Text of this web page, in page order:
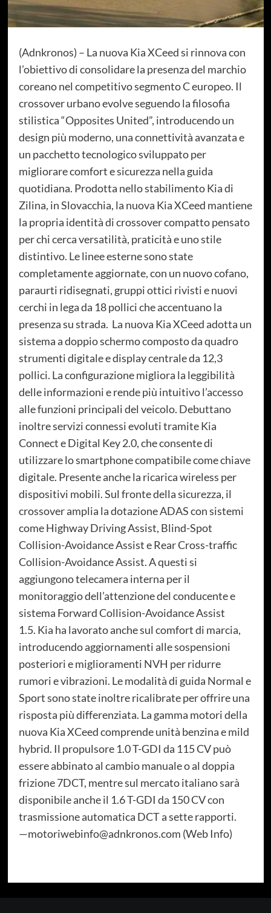
(Adnkronos) – La nuova Kia XCeed si rinnova con
l’obiettivo di consolidare la presenza del marchio
coreano nel competitivo segmento C europeo. Il
crossover urbano evolve seguendo la filosofia
stilistica “Opposites United”, introducendo un
design più moderno, una connettività avanzata e
un pacchetto tecnologico sviluppato per
migliorare comfort e sicurezza nella guida
quotidiana. Prodotta nello stabilimento Kia di
Zilina, in Slovacchia, la nuova Kia XCeed mantiene
la propria identità di crossover compatto pensato
per chi cerca versatilità, praticità e uno stile
distintivo. Le linee esterne sono state
completamente aggiornate, con un nuovo cofano,
paraurti ridisegnati, gruppi ottici rivisti e nuovi
cerchi in lega da 18 pollici che accentuano la
presenza su strada. La nuova Kia XCeed adotta un
sistema a doppio schermo composto da quadro
strumenti digitale e display centrale da 12,3
pollici. La configurazione migliora la leggibilità
delle informazioni e rende più intuitivo l’accesso
alle funzioni principali del veicolo. Debuttano
inoltre servizi connessi evoluti tramite Kia
Connect e Digital Key 2.0, che consente di
utilizzare lo smartphone compatibile come chiave
digitale. Presente anche la ricarica wireless per
dispositivi mobili. Sul fronte della sicurezza, il
crossover amplia la dotazione ADAS con sistemi
come Highway Driving Assist, Blind-Spot
Collision-Avoidance Assist e Rear Cross-traffic
Collision-Avoidance Assist. A questi si
aggiungono telecamera interna per il
monitoraggio dell’attenzione del conducente e
sistema Forward Collision-Avoidance Assist
1.5. Kia ha lavorato anche sul comfort di marcia,
introducendo aggiornamenti alle sospensioni
posteriori e miglioramenti NVH per ridurre
rumori e vibrazioni. Le modalità di guida Normal e
Sport sono state inoltre ricalibrate per offrire una
risposta più differenziata. La gamma motori della
nuova Kia XCeed comprende unità benzina e mild
hybrid. Il propulsore 1.0 T-GDI da 115 CV può
essere abbinato al cambio manuale o al doppia
frizione 7DCT, mentre sul mercato italiano sarà
disponibile anche il 1.6 T-GDI da 150 CV con
trasmissione automatica DCT a sette rapporti.
—motoriwebinfo@adnkronos.com (Web Info)